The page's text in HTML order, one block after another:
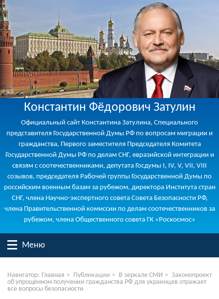
Константин Фёдорович Затулин
Официальный сайт Константина Затулина, Специального
представителя Государственной Думы РФ по вопросам миграции и
гражданства, Первого заместителя Председателя Комитета
Государственной Думы РФ по делам СНГ, евразийской интеграции и
связям с соотечественниками, депутата Госдумы I, IV, V, VII, VIII
созывов, председателя Рабочей группы Государственной Думы по
российским военным базам за рубежом, директора Института стран
СНГ, члена Научно-экспертного совета Совета Безопасности РФ,
члена Правительственной комиссии по делам соотечественников за
рубежом, члена Общественного совета ГК «Роскосмос»
Меню
Навигатор: Главная > Публикации > В зеркале СМИ > Законопроект
об упрощённом получении гражданства РФ для украинцев отражает
все вопросы безопасности